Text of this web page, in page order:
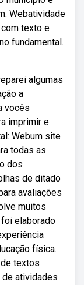
Webatividade
texto e
fundamental.
algumas
a
vocês
imprimir e
Webum site
todas as
dos
de ditado
avaliações
muitos
elaborado
física.
textos
atividades